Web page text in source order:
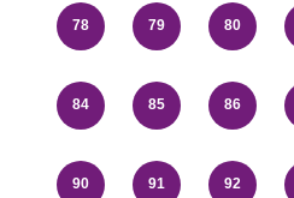
78 79 80
84 85 86
90 91 92